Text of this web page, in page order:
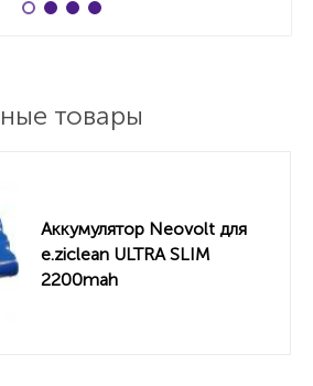
товары
Аккумулятор Neovolt для
e.ziclean ULTRA SLIM
2200mah